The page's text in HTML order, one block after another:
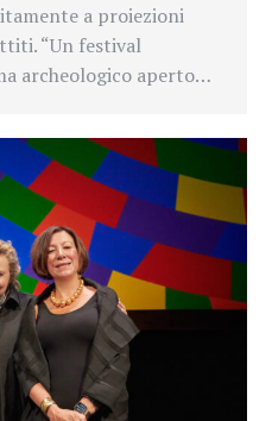
a proiezioni
“Un festival
archeologico aperto…